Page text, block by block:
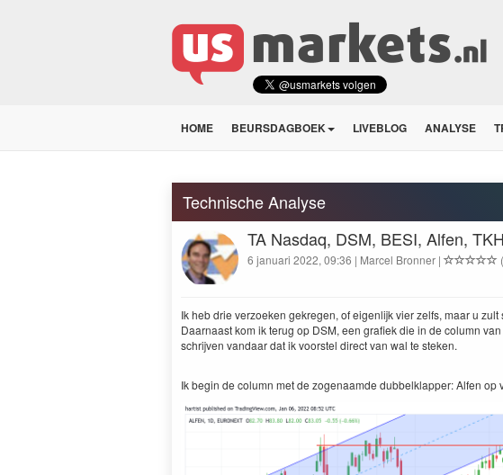
HOME BEURSDAGBOEK LIVEBLOG ANALYSE
Technische Analyse
TA Nasdaq, DSM, BESI, Alfen,
6 januari 2022, 09:36 | Marcel Bronner |
Ik heb drie ver­zoeken gekre­gen, of eigen­lijk vier zelfs, maar u
Daar­naast kom ik terug op DSM, een grafiek die in de col­umn
schri­jven van­daar dat ik voors­tel direct van wal te steken.
Ik begin de col­umn met de zoge­naamde dubbelk­lap­per: Alfen op